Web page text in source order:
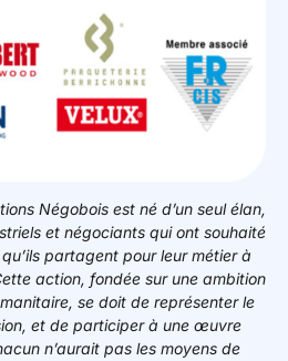
Négobois est né d’un seul élan,
et négociants qui ont souhaité
partagent pour leur métier à
action, fondée sur une ambition
se doit de représenter le
et de participer à une œuvre
n’aurait pas les moyens de